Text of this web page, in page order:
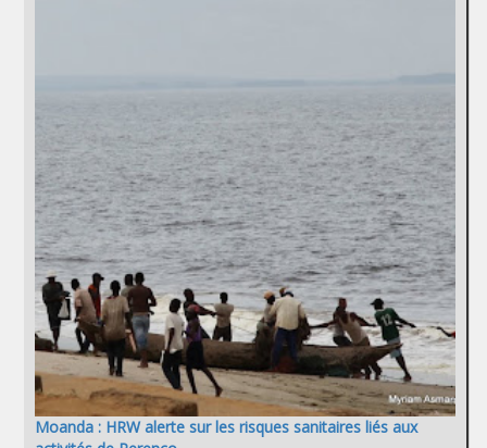
Moanda : HRW alerte sur les risques sanitaires liés aux